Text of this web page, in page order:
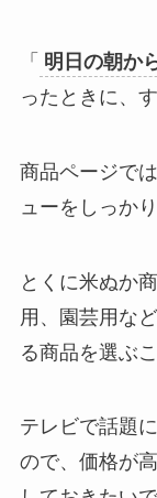
「 明日の朝か
ったときに、
商品ページで
ューをしっか
とくに米ぬか
用、園芸用な
る商品を選ぶ
テレビで話題
ので、価格が